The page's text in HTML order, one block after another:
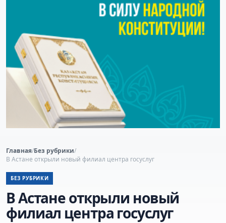
Главная/Без рубрики/
В Астане открыли новый филиал центра госуслуг
БЕЗ РУБРИКИ
В Астане открыли новый
филиал центра госуслуг